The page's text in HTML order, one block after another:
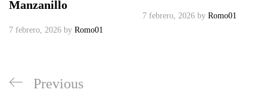
Manzanillo
7 febrero, 2026 by Romo01
7 febrero, 2026 by Romo01
Previous